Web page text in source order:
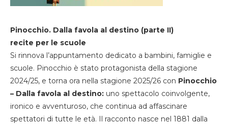
Pinocchio. Dalla favola al destino (parte II)
recite per le scuole
Si rinnova l’appuntamento dedicato a bambini, famiglie e
scuole. Pinocchio è stato protagonista della stagione
2024/25, e torna ora nella stagione 2025/26 con Pinocchio
– Dalla favola al destino: uno spettacolo coinvolgente,
ironico e avventuroso, che continua ad affascinare
spettatori di tutte le età. Il racconto nasce nel 1881 dalla